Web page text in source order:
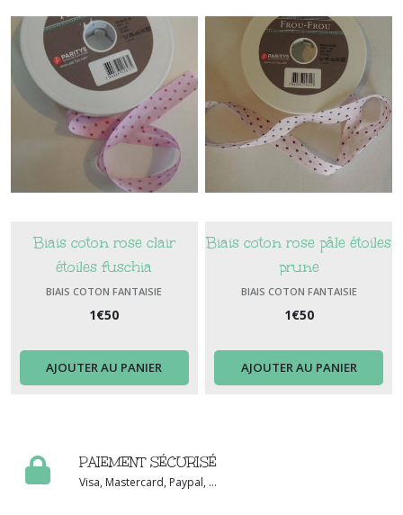
Biais coton rose clair
étoiles fuschia
BIAIS COTON FANTAISIE
1€50
AJOUTER AU PANIER
Biais coton rose pâle étoiles
prune
BIAIS COTON FANTAISIE
1€50
AJOUTER AU PANIER
PAIEMENT SÉCURISÉ
Visa, Mastercard, Paypal, ...